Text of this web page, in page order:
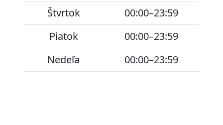
Štvrtok
00:00–23:59
Piatok
00:00–23:59
Nedeľa
00:00–23:59